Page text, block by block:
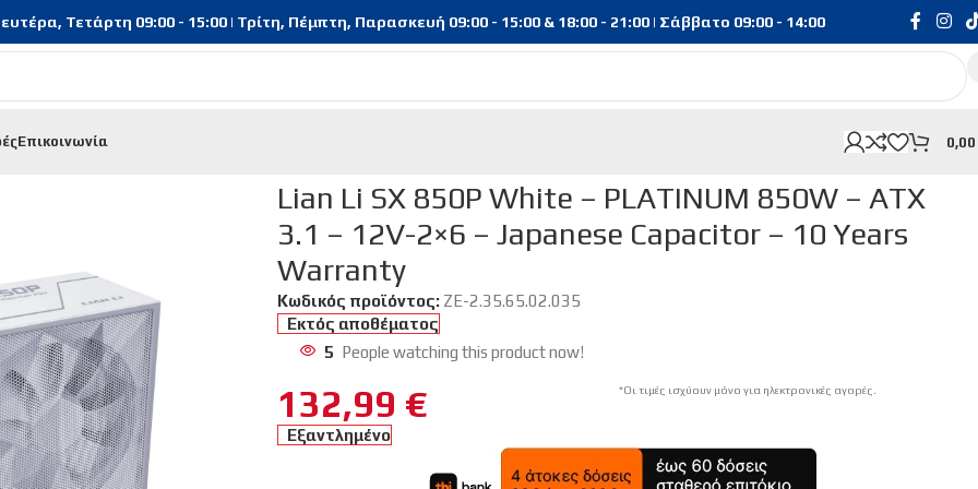
Τετάρτη 09:00 - 15:00 | Τρίτη, Πέμπτη, Παρασκευή 09:00 - 15:00 & 18:00 - 21:00 | Σάββατο 09:00 - 14:00
Επικοινωνία 0,00
Lian Li SX 850P White – PLATINUM 850W – ATX
3.1 – 12V-2×6 – Japanese Capacitor – 10 Years
Warranty
Κωδικός προϊόντος: ZE-2.35.65.02.035
Εκτός αποθέματος
5 People watching this product now!
132,99 € *Οι τιμές ισχύουν μόνο για ηλεκτρονικές αγορές.
Εξαντλημένο